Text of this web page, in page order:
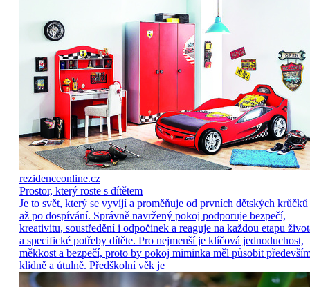
rezidenceonline.cz
Prostor, který roste s dítětem
Je to svět, který se vyvíjí a proměňuje od prvních dětských krůčků
až po dospívání. Správně navržený pokoj podporuje bezpečí,
kreativitu, soustředění i odpočinek a reaguje na každou etapu
a specifické potřeby dítěte. Pro nejmenší je klíčová jednoduchost,
měkkost a bezpečí, proto by pokoj miminka měl působit
klidně a útulně. Předškolní věk je